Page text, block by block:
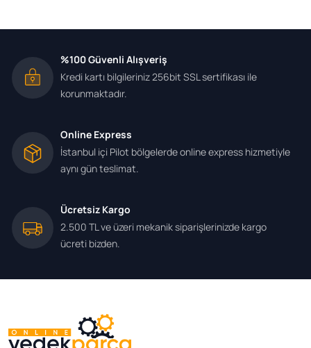
%100 Güvenli Alışveriş
Kredi kartı bilgileriniz 256bit SSL sertifikası ile
korunmaktadır.
Online Express
İstanbul içi Pilot bölgelerde online express hizmetiyle
aynı gün teslimat.
Ücretsiz Kargo
2.500 TL ve üzeri mekanik siparişlerinizde kargo
ücreti bizden.